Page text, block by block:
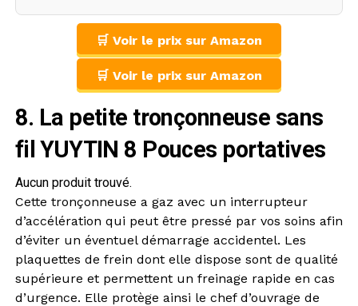
🛒 Voir le prix sur Amazon
🛒 Voir le prix sur Amazon
8. La petite tronçonneuse sans
fil YUYTIN 8 Pouces portatives
Aucun produit trouvé.
Cette tronçonneuse a gaz avec un interrupteur
d’accélération qui peut être pressé par vos soins afin
d’éviter un éventuel démarrage accidentel. Les
plaquettes de frein dont elle dispose sont de qualité
supérieure et permettent un freinage rapide en cas
d’urgence. Elle protège ainsi le chef d’ouvrage de